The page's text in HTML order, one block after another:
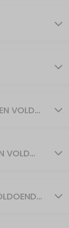
TUINLES ZUMBA=LIFT ZONDAG 10U30: ENKEL BIJ GOED WEER EN VOLDOENDE DEELNEMERS
TUINLES ZUMBA+LIFT 19U MAANDAG ENKEL BIJ GOED WEER EN VOLDOENDE DEELNEMERS
TUINLES PILATES MAANDAG 20U:ENKEL BIJ GOED WEER EN VOLDOENDE DEELNEMERS